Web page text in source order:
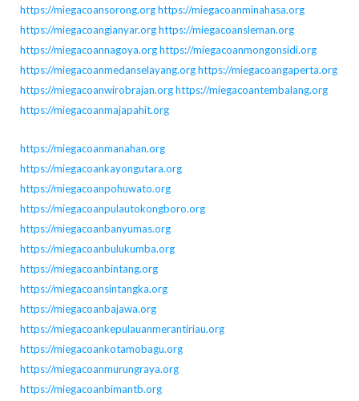
https://miegacoansorong.orghttps://miegacoanminahasa.org
https://miegacoangianyar.orghttps://miegacoansleman.org
https://miegacoannagoya.orghttps://miegacoanmongonsidi.org
https://miegacoanmedanselayang.orghttps://miegacoangaperta.org
https://miegacoanwirobrajan.orghttps://miegacoantembalang.org
https://miegacoanmajapahit.org
https://miegacoanmanahan.org
https://miegacoankayongutara.org
https://miegacoanpohuwato.org
https://miegacoanpulautokongboro.org
https://miegacoanbanyumas.org
https://miegacoanbulukumba.org
https://miegacoanbintang.org
https://miegacoansintangka.org
https://miegacoanbajawa.org
https://miegacoankepulauanmerantiriau.org
https://miegacoankotamobagu.org
https://miegacoanmurungraya.org
https://miegacoanbimantb.org